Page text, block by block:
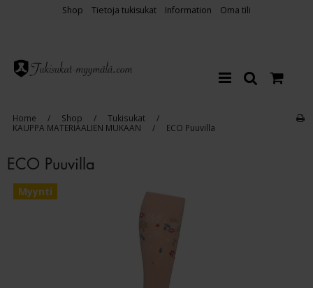
Shop Tietoja tukisukat Information Oma tili
Home / Shop / Tukisukat
/
KAUPPA MATERIAALIEN MUKAAN
/ ECO Puuvilla
ECO Puuvilla
Myynti